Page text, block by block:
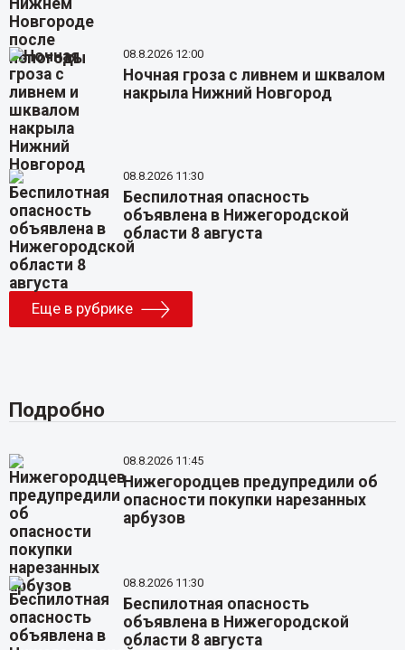
08.8.2026 12:00
Ночная гроза с ливнем и шквалом
накрыла Нижний Новгород
08.8.2026 11:30
Беспилотная опасность
объявлена в Нижегородской
области 8 августа
Еще в рубрике
Подробно
08.8.2026 11:45
Нижегородцев предупредили об
опасности покупки нарезанных
арбузов
08.8.2026 11:30
Беспилотная опасность
объявлена в Нижегородской
области 8 августа